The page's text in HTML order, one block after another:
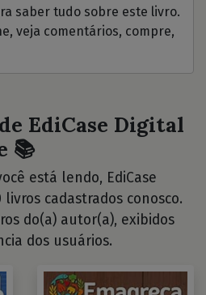
saber tudo sobre este livro.
veja comentários, compre,
EdiCase Digital
📚
está lendo, EdiCase
cadastrados conosco.
do(a) autor(a), exibidos
dos usuários.